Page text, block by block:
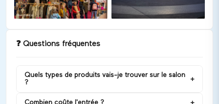
❓Questions fréquentes
Quels types de produits vais-je trouver sur le salon
?
+